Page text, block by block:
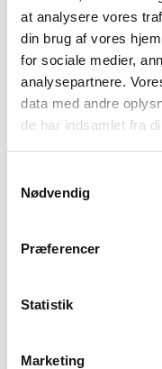
at analysere vores
din brug af vores
for sociale medier,
analysepartnere.
data med andre
de har indsamlet fra
Nødvendig
Præferencer
Statistik
Marketing